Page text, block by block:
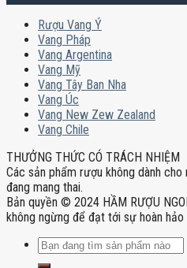
Rượu Vang Ý
Vang Pháp
Vang Argentina
Vang Mỹ
Vang Tây Ban Nha
Vang Úc
Vang New Zew Zealand
Vang Chile
THƯỞNG THỨC CÓ TRÁCH NHIỆM
Các sản phẩm rượu không dành
đang mang thai.
Bản quyền © 2024 HẦM RƯỢU
không ngừng để đạt tới sự hoàn hảo
Tìm
kiếm: